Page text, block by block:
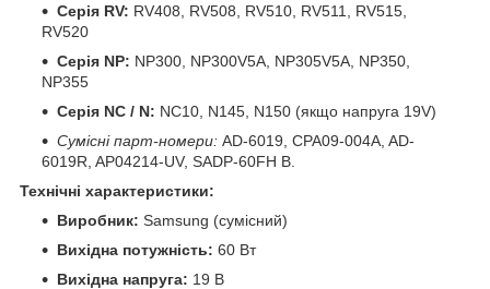
Серія RV: RV408, RV508, RV510, RV511, RV515,
RV520
Серія NP: NP300, NP300V5A, NP305V5A, NP350,
NP355
Серія NC / N: NC10, N145, N150 (якщо напруга 19V)
Сумісні парт-номери: AD-6019, CPA09-004A, AD-
6019R, AP04214-UV, SADP-60FH B.
Технічні характеристики:
Виробник: Samsung (сумісний)
Вихідна потужність: 60 Вт
Вихідна напруга: 19 В